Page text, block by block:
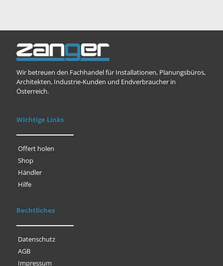
Wir betreuen den Fachhandel für Installationen, Planungsbüros,
Architekten, Industrie-Kunden und Endverbraucher in
Österreich.
Wichtige Links
Offert holen
Shop
Händler
Hilfe
Rechtliches
Datenschutz
AGB
Impressum